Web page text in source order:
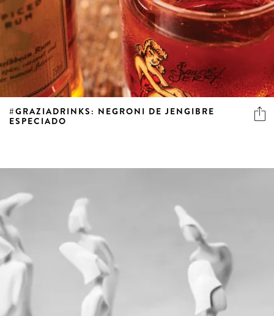
#GRAZIADRINKS: NEGRONI DE JENGIBRE
ESPECIADO